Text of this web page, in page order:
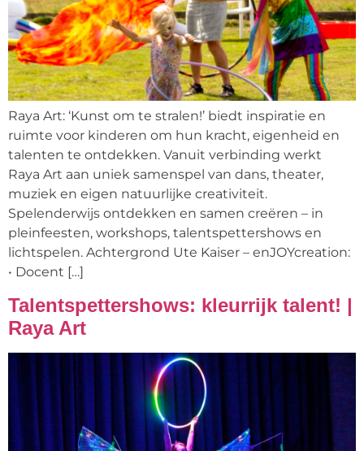
Raya Art: ‘Kunst om te stralen!’ biedt inspiratie en
ruimte voor kinderen om hun kracht, eigenheid en
talenten te ontdekken. Vanuit verbinding werkt
Raya Art aan uniek samenspel van dans, theater,
muziek en eigen natuurlijke creativiteit.
Spelenderwijs ontdekken en samen creëren – in
pleinfeesten, workshops, talentspettershows en
lichtspelen. Achtergrond Ute Kaiser – enJOYcreation:
• Docent […]
Talentspettershows: kleurrijk talent! |
Raya Art